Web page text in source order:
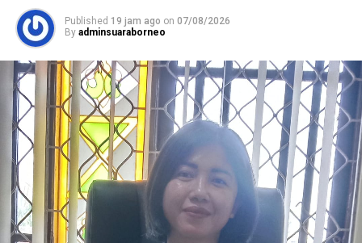
Published 19 jam ago on 07/08/2026
By adminsuaraborneo